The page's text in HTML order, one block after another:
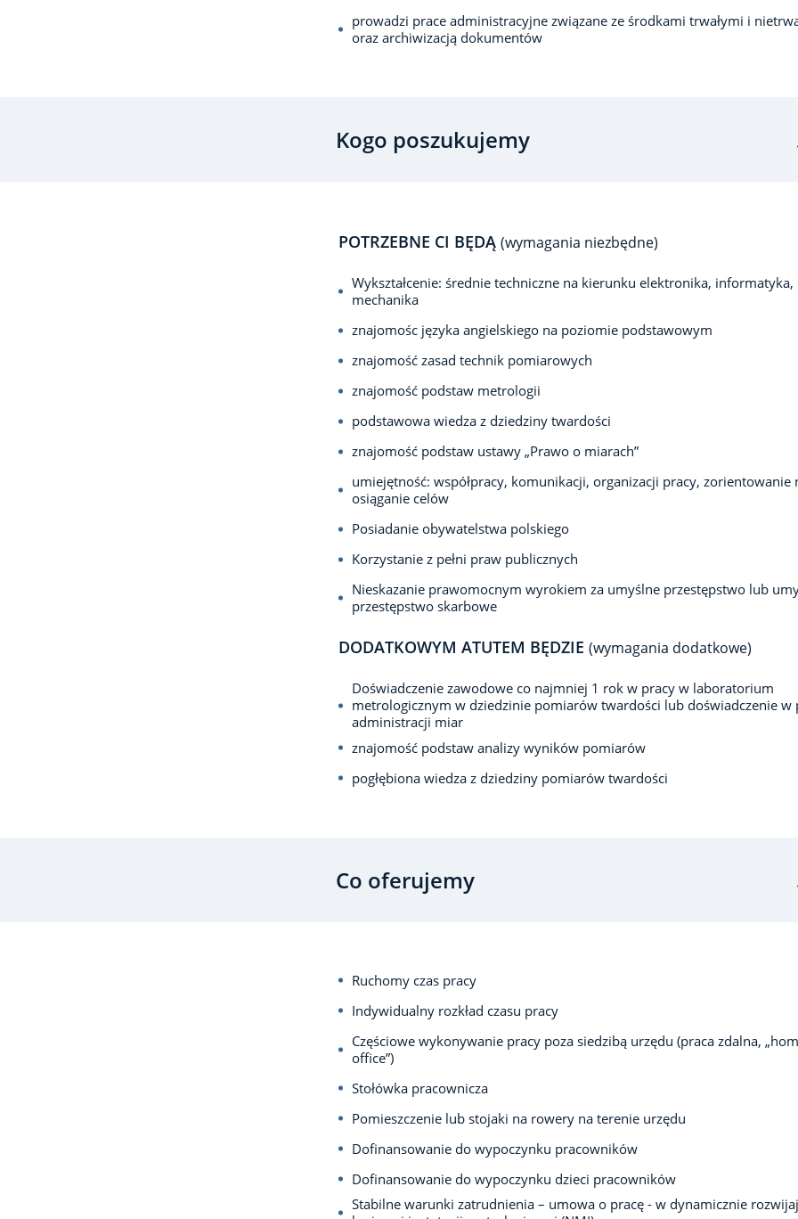
prowadzi prace administracyjne związane ze środkami trwałymi i
oraz archiwizacją dokumentów
Kogo poszukujemy
POTRZEBNE CI BĘDĄ (wymagania niezbędne)
Wykształcenie: średnie techniczne na kierunku elektronika, informatyka,
mechanika
znajomośc języka angielskiego na poziomie podstawowym
znajomość zasad technik pomiarowych
znajomość podstaw metrologii
podstawowa wiedza z dziedziny twardości
znajomość podstaw ustawy „Prawo o miarach”
umiejętność: współpracy, komunikacji, organizacji pracy, zorientowanie
osiąganie celów
Posiadanie obywatelstwa polskiego
Korzystanie z pełni praw publicznych
Nieskazanie prawomocnym wyrokiem za umyślne przestępstwo lub
przestępstwo skarbowe
DODATKOWYM ATUTEM BĘDZIE (wymagania dodatkowe)
Doświadczenie zawodowe co najmniej 1 rok w pracy w laboratorium
metrologicznym w dziedzinie pomiarów twardości lub doświadczenie w
administracji miar
znajomość podstaw analizy wyników pomiarów
pogłębiona wiedza z dziedziny pomiarów twardości
Co oferujemy
Ruchomy czas pracy
Indywidualny rozkład czasu pracy
Częściowe wykonywanie pracy poza siedzibą urzędu (praca zdalna,
office”)
Stołówka pracownicza
Pomieszczenie lub stojaki na rowery na terenie urzędu
Dofinansowanie do wypoczynku pracowników
Dofinansowanie do wypoczynku dzieci pracowników
Stabilne warunki zatrudnienia – umowa o pracę - w dynamicznie